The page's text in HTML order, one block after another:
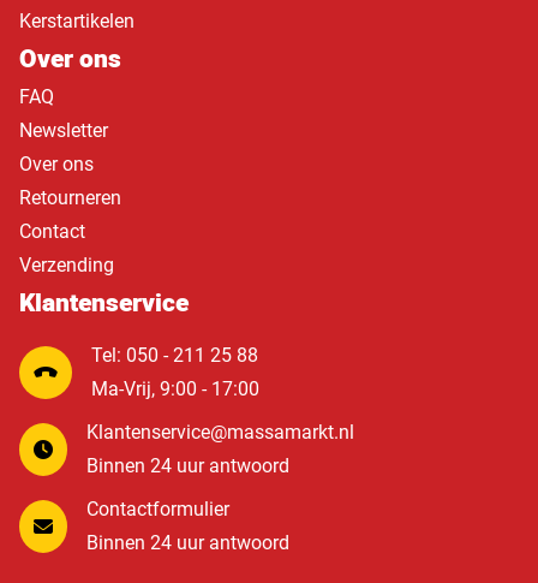
Kerstartikelen
Over ons
FAQ
Newsletter
Over ons
Retourneren
Contact
Verzending
Klantenservice
Tel: 050 - 211 25 88
Ma-Vrij, 9:00 - 17:00
Klantenservice@massamarkt.nl
Binnen 24 uur antwoord
Contactformulier
Binnen 24 uur antwoord